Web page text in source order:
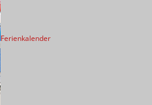
Ferienkalender